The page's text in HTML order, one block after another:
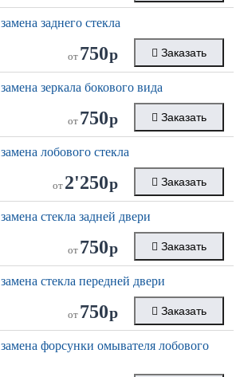
замена заднего стекла
от 750р Заказать
замена зеркала бокового вида
от 750р Заказать
замена лобового стекла
от 2'250р Заказать
замена стекла задней двери
от 750р Заказать
замена стекла передней двери
от 750р Заказать
замена форсунки омывателя лобового